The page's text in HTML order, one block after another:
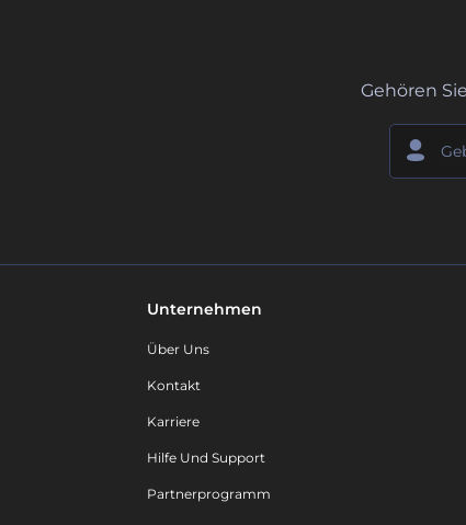
Gehören
Unternehmen
Über Uns
Kontakt
Karriere
Hilfe Und Support
Partnerprogramm